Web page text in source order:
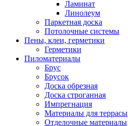
Ламинат
Линолеум
Паркетная доска
Потолочные системы
Пены, клеи, герметики
Герметики
Пиломатериалы
Брус
Брусок
Доска обрезная
Доска строганная
Импрегнация
Материалы для террасы
Отделочные материалы